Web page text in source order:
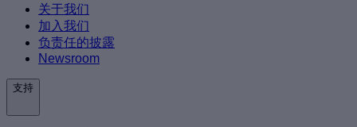
关于我们
加入我们
负责任的披露
Newsroom
支持